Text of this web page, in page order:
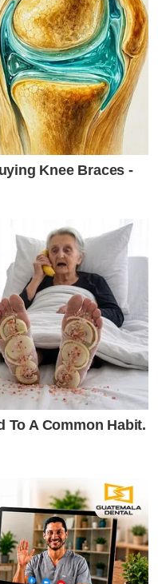
Knee Braces -
To A Common Habit.